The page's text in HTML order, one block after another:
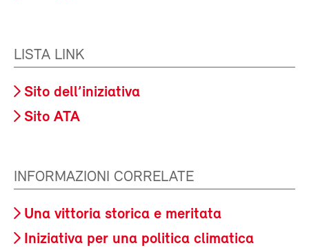
LISTA LINK
Sito dell’iniziativa
Sito ATA
INFORMAZIONI CORRELATE
Una vittoria storica e meritata
Iniziativa per una politica climatica